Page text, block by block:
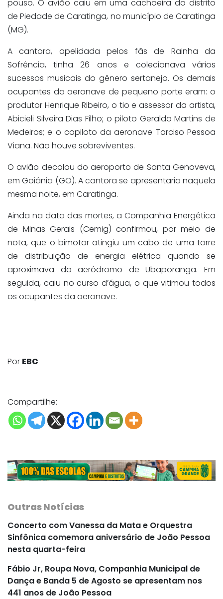
pouso. O avião caiu em uma cachoeira do distrito
de Piedade de Caratinga, no município de Caratinga
(MG).
A cantora, apelidada pelos fãs de Rainha da
Sofrência, tinha 26 anos e colecionava vários
sucessos musicais do gênero sertanejo. Os demais
ocupantes da aeronave de pequeno porte eram: o
produtor Henrique Ribeiro, o tio e assessor da artista,
Abicieli Silveira Dias Filho; o piloto Geraldo Martins de
Medeiros; e o copiloto da aeronave Tarciso Pessoa
Viana. Não houve sobreviventes.
O avião decolou do aeroporto de Santa Genoveva,
em Goiânia (GO). A cantora se apresentaria naquela
mesma noite, em Caratinga.
Ainda na data das mortes, a Companhia Energética
de Minas Gerais (Cemig) confirmou, por meio de
nota, que o bimotor atingiu um cabo de uma torre
de distribuição de energia elétrica quando se
aproximava do aeródromo de Ubaporanga. Em
seguida, caiu no curso d’água, o que vitimou todos
os ocupantes da aeronave.
Por EBC
Compartilhe:
Outras Notícias
Concerto com Vanessa da Mata e Orquestra
Sinfônica comemora aniversário de João Pessoa
nesta quarta-feira
Fábio Jr, Roupa Nova, Companhia Municipal de
Dança e Banda 5 de Agosto se apresentam nos
441 anos de João Pessoa